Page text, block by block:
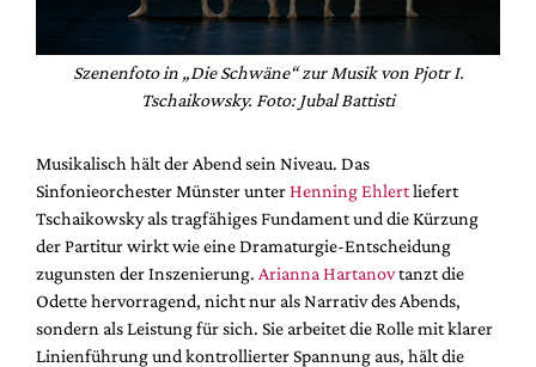
Szenenfoto in „Die Schwäne“ zur Musik von Pjotr I.
Tschaikowsky. Foto: Jubal Battisti
Musikalisch hält der Abend sein Niveau. Das
Sinfonieorchester Münster unterHenning Ehlertliefert
Tschaikowsky als tragfähiges Fundament und die Kürzung
der Partitur wirkt wie eine Dramaturgie-Entscheidung
zugunsten der Inszenierung. Arianna Hartanovtanzt die
Odette hervorragend, nicht nur als Narrativ des Abends,
sondern als Leistung für sich. Sie arbeitet die Rolle mit klarer
Linienführung und kontrollierter Spannung aus, hält die